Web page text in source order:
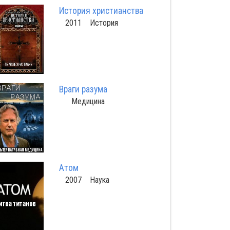
История христианства
2011 История
Враги разума
Медицина
Атом
2007 Наука